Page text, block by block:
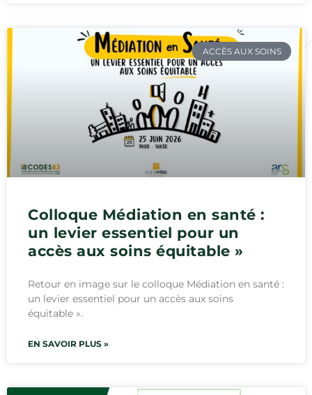
ACCÈS AUX SOINS
Colloque Médiation en santé :
un levier essentiel pour un
accès aux soins équitable »
Retour en image sur le colloque Médiation en santé :
un levier essentiel pour un accès aux soins
équitable ».
EN SAVOIR PLUS »